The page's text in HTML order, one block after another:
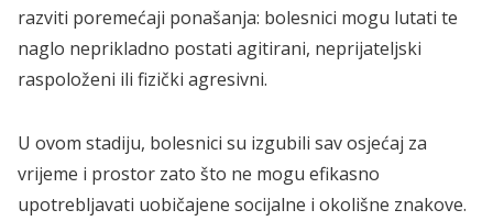
razviti poremećaji ponašanja: bolesnici mogu lutati te
naglo neprikladno postati agitirani, neprijateljski
raspoloženi ili fizički agresivni.
U ovom stadiju, bolesnici su izgubili sav osjećaj za
vrijeme i prostor zato što ne mogu efikasno
upotrebljavati uobičajene socijalne i okolišne znakove.